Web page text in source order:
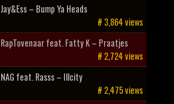
Jay&Ess – Bump Ya Heads
# 3,864 views
RapTovenaar feat. Fatty K – Praatjes
# 2,724 views
NAG feat. Rasss – Illcity
# 2,475 views